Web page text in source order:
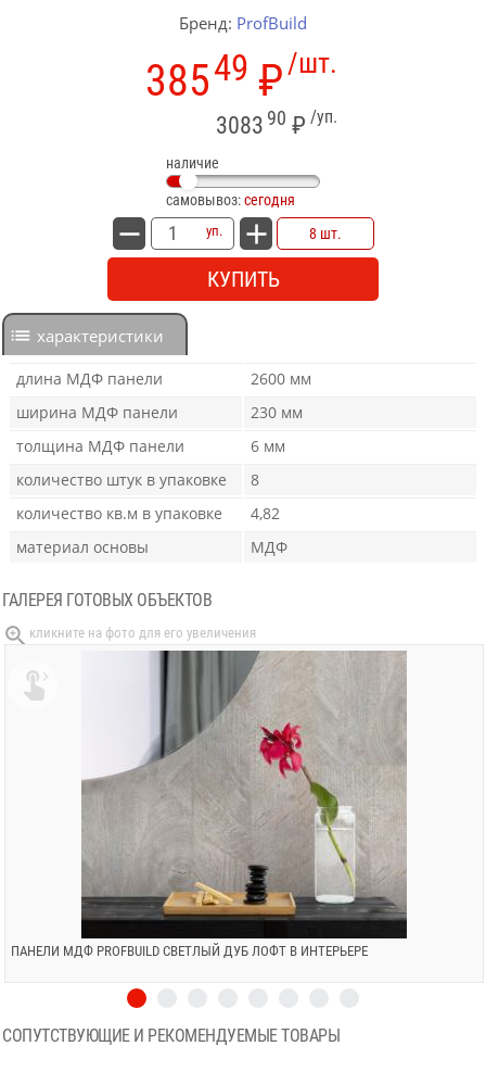
Бренд: ProfBuild
/шт.
38549 ₽
/уп.
3083 90 ₽
наличие
самовывоз:сегодня
уп. 8 шт.
КУПИТЬ
характеристики
длина МДФ панели
2600 мм
ширина МДФ панели
230 мм
толщина МДФ панели
6 мм
количество штук в упаковке
8
количество кв.м в упаковке
4,82
материал основы
МДФ
ГАЛЕРЕЯ ГОТОВЫХ ОБЪЕКТОВ
ПАНЕЛИ МДФ PROFBUILD СВЕТЛЫЙ ДУБ ЛОФТ В ИНТЕРЬЕРЕ

СОПУТСТВУЮЩИЕ И РЕКОМЕНДУЕМЫЕ ТОВАРЫ